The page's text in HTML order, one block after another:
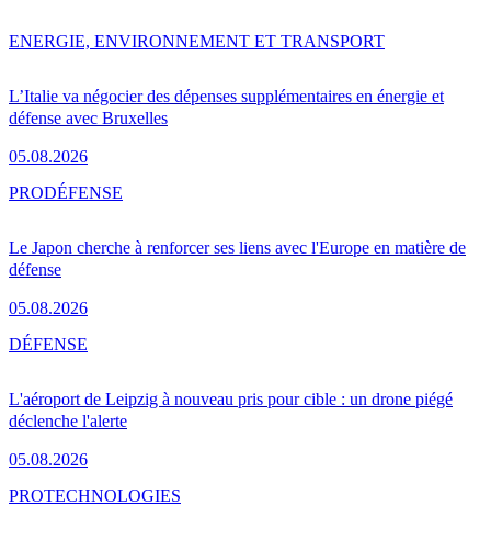
L’Italie va négocier des dépenses supplémentaires en énergie et
défense avec Bruxelles
05.08.2026
ENERGIE, ENVIRONNEMENT ET TRANSPORT
Le Japon cherche à renforcer ses liens avec l'Europe en matière de
défense
05.08.2026
PRODÉFENSE
L'aéroport de Leipzig à nouveau pris pour cible : un drone piégé
déclenche l'alerte
05.08.2026
DÉFENSE
PROTECHNOLOGIES